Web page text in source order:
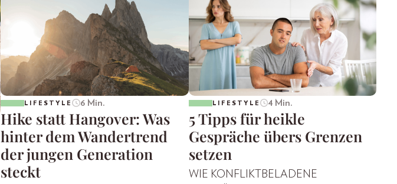
LIFESTYLE 6 Min.
Hike statt Hangover: Was
hinter dem Wandertrend
der jungen Generation
steckt
LIFESTYLE 4 Min.
5 Tipps für heikle
Gespräche übers Grenzen
setzen
WIE KONFLIKTBELADENE